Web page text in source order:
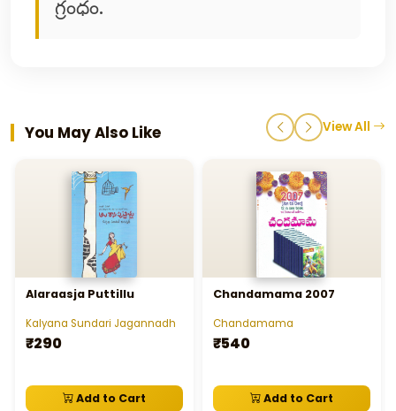
గ్రంధం.
You May Also Like View All
Alaraasja Puttillu
Kalyana Sundari Jagannadh
₹290
Add to Cart
Chandamama 2007
Chandamama
₹540
Add to Cart